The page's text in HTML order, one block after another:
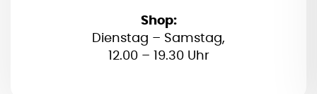
Shop:
Dienstag – Samstag,
12.00 – 19.30 Uhr